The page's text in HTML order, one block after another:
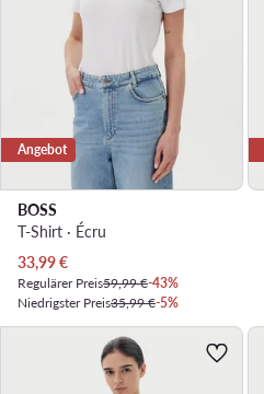
Angebot
BOSS
T-Shirt · Écru
Aktueller Preis
33,99€
Regulärer Preis59,99 €-43%
Niedrigster Preis35,99 €-5%